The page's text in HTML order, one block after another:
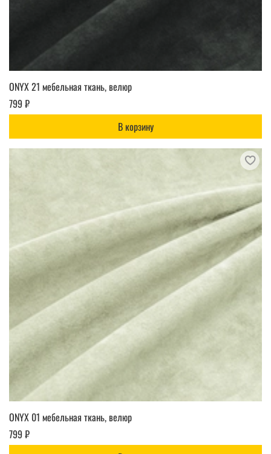
ONYX 21 мебельная ткань, велюр
799 ₽
В корзину
ONYX 01 мебельная ткань, велюр
799 ₽